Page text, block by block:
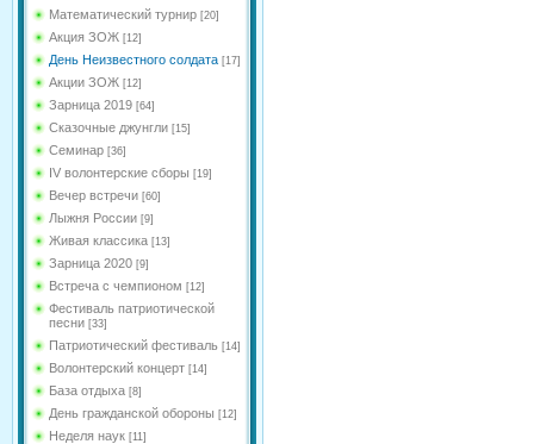
Математический турнир [20]
Акция ЗОЖ [12]
День Неизвестного солдата [17]
Акции ЗОЖ [12]
Зарница 2019 [64]
Сказочные джунгли [15]
Семинар [36]
IV волонтерские сборы [19]
Вечер встречи [60]
Лыжня России [9]
Живая классика [13]
Зарница 2020 [9]
Встреча с чемпионом [12]
Фестиваль патриотической
песни [33]
Патриотический фестиваль [14]
Волонтерский концерт [14]
База отдыха [8]
День гражданской обороны [12]
Неделя наук [11]